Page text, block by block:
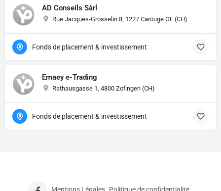
AD Conseils Sàrl
Rue Jacques-Grosselin 8, 1227 Carouge GE (CH)
Fonds de placement & investissement
Emaey e-Trading
Rathausgasse 1, 4800 Zofingen (CH)
Fonds de placement & investissement
Mentions Légales Politique de confidentialité